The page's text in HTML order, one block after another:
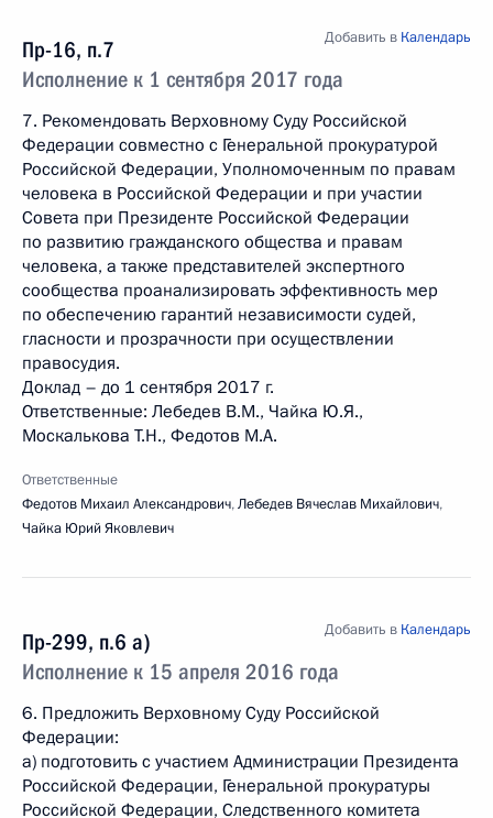
Пр-16, п.7
Исполнение к 1 сентября 2017 года
Добавить в Календарь
7. Рекомендовать Верховному Суду Российской
Федерации совместно с Генеральной прокуратурой
Российской Федерации, Уполномоченным по правам
человека в Российской Федерации и при участии
Совета при Президенте Российской Федерации
по развитию гражданского общества и правам
человека, а также представителей экспертного
сообщества проанализировать эффективность мер
по обеспечению гарантий независимости судей,
гласности и прозрачности при осуществлении
правосудия.
Доклад – до 1 сентября 2017 г.
Ответственные: Лебедев В.М., Чайка Ю.Я.,
Москалькова Т.Н., Федотов М.А.
Ответственные
Федотов Михаил Александрович,Лебедев Вячеслав Михайлович,
Чайка Юрий Яковлевич
Пр-299, п.6 а)
Исполнение к 15 апреля 2016 года
Добавить в Календарь
6. Предложить Верховному Суду Российской
Федерации:
а) подготовить с участием Администрации Президента
Российской Федерации, Генеральной прокуратуры
Российской Федерации, Следственного комитета